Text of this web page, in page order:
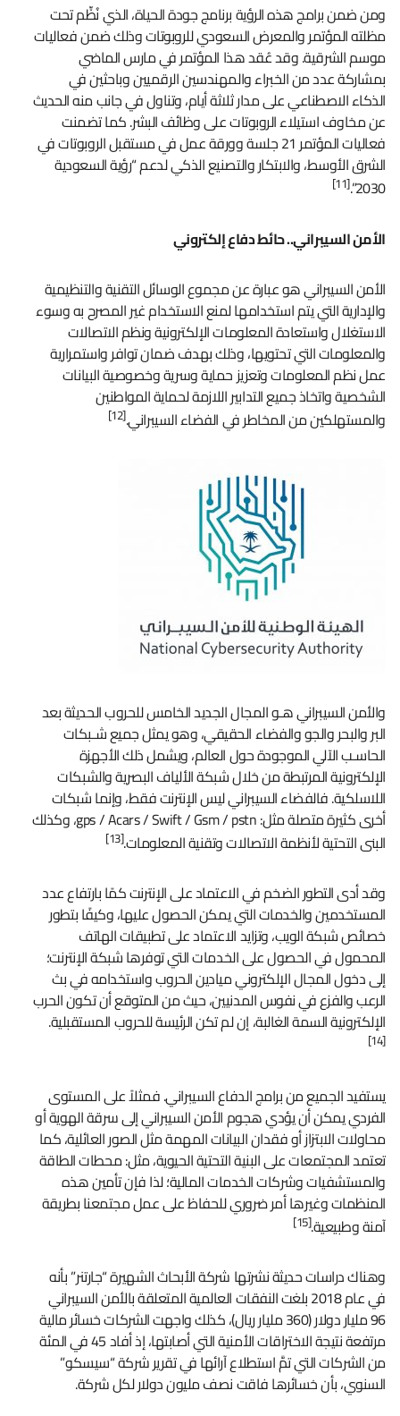
ومن ضمن برامج هذه الرؤية برنامج جودة الحياة، الذي نُظِّم تحت
مظلته المؤتمر والمعرض السعودي للروبوتات وذلك ضمن فعاليات
موسم الشرقية. وقد عُقد هذا المؤتمر في مارس الماضي
بمشاركة عدد من الخبراء والمهندسين الرقميين وباحثين في
الذكاء الاصطناعي على مدار ثلاثة أيام، وتناول في جانب منه الحديث
عن مخاوف استيلاء الروبوتات على وظائف البشر. كما تضمنت
فعاليات المؤتمر 21 جلسة وورقة عمل في مستقبل الروبوتات في
الشرق الأوسط، والابتكار والتصنيع الذكي لدعم “رؤية السعودية
2030”.
[11]
الأمن السيبراني.. حائط دفاع إلكتروني
الأمن السيبراني هو عبارة عن مجموع الوسائل التقنية والتنظيمية
والإدارية التي يتم استخدامها لمنع الاستخدام غير المصرح به وسوء
الاستغلال واستعادة المعلومات الإلكترونية ونظم الاتصالات
والمعلومات التي تحتويها، وذلك بهدف ضمان توافر واستمرارية
عمل نظم المعلومات وتعزيز حماية وسرية وخصوصية البيانات
الشخصية واتخاذ جميع التدابير اللازمة لحماية المواطنين
والمستهلكين من المخاطر في الفضاء السيبراني.[12]
والأمن السيبراني هـو المجال الجديد الخامس للحروب الحديثة بعد
البر والبحر والجو والفضاء الحقيقي، وهو يمثل جميع شـبكات
الحاسـب الآلي الموجودة حول العالم، ويشمل ذلك الأجهزة
الإلكترونية المرتبطة من خلال شبكة الألياف البصرية والشبكات
اللاسلكية. فالفضاء السيبراني ليس الإنترنت فقط، وإنما شبكات
أخرى كثيرة متصلة مثل: gps / Acars / Swift / Gsm / pstn، وكذلك
البنى التحتية لأنظمة الاتصالات وتقنية المعلومات.[13]
وقد أدى التطور الضخم في الاعتماد على الإنترنت كمًا بارتفاع عدد
المستخدمين والخدمات التي يمكن الحصول عليها، وكيفًا بتطور
خصائص شبكة الويب، وتزايد الاعتماد على تطبيقات الهاتف
المحمول في الحصول على الخدمات التي توفرها شبكة الإنترنت؛
إلى دخول المجال الإلكتروني ميادين الحروب واستخدامه في بث
الرعب والفزع في نفوس المدنيين، حيث من المتوقع أن تكون الحرب
الإلكترونية السمة الغالبة، إن لم تكن الرئيسة للحروب المستقبلية.
[14]
يستفيد الجميع من برامج الدفاع السيبراني. فمثلاً على المستوى
الفردي يمكن أن يؤدي هجوم الأمن السيبراني إلى سرقة الهوية أو
محاولات الابتزاز أو فقدان البيانات المهمة مثل الصور العائلية، كما
تعتمد المجتمعات على البنية التحتية الحيوية، مثل: محطات الطاقة
والمستشفيات وشركات الخدمات المالية؛ لذا فإن تأمين هذه
المنظمات وغيرها أمر ضروري للحفاظ على عمل مجتمعنا بطريقة
آمنة وطبيعية.[15]
وهناك دراسات حديثة نشرتها شركة الأبحاث الشهيرة “جارتنر” بأنه
في عام 2018 بلغت النفقات العالمية المتعلقة بالأمن السيبراني
96 مليار دولار (360 مليار ريال)، كذلك واجهت الشركات خسائر مالية
مرتفعة نتيجة الاختراقات الأمنية التي أصابتها، إذ أفاد 45 في المئة
من الشركات التي تمَّ استطلاع آرائها في تقرير شركة “سيسكو”
السنوي، بأن خسائرها فاقت نصف مليون دولار لكل شركة.